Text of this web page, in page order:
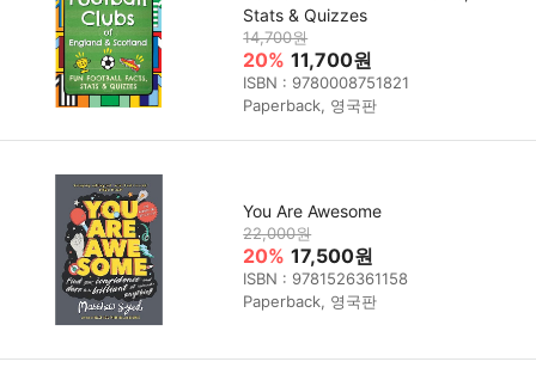
Stats & Quizzes
14,700원
20% 11,700원
ISBN : 9780008751821
Paperback, 영국판
You Are Awesome
22,000원
20% 17,500원
ISBN : 9781526361158
Paperback, 영국판